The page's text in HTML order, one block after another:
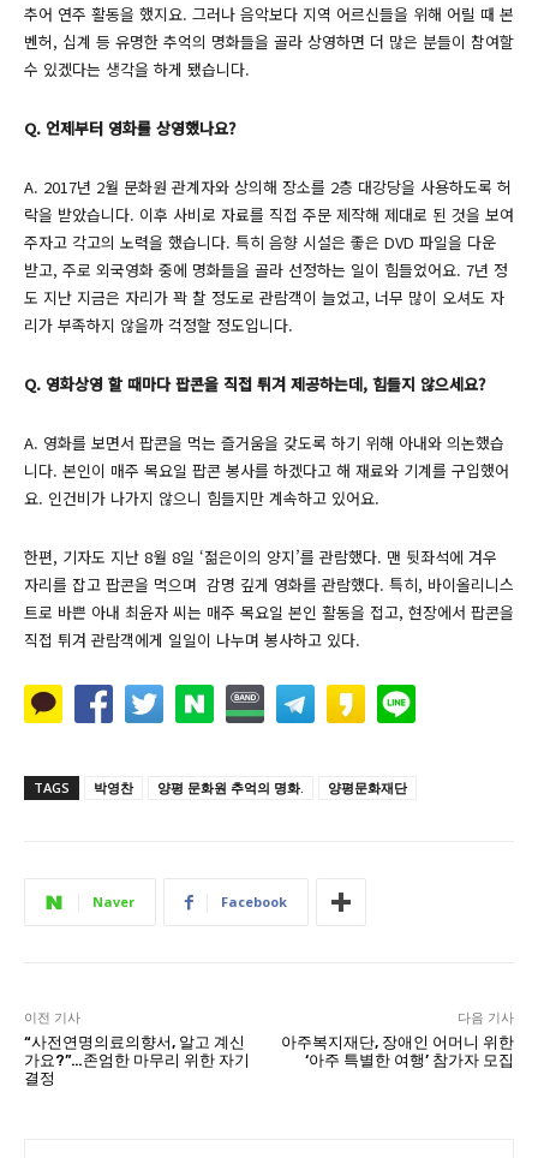
추어 연주 활동을 했지요. 그러나 음악보다 지역 어르신들을 위해 어릴 때 본
벤허, 십계 등 유명한 추억의 명화들을 골라 상영하면 더 많은 분들이 참여할
수 있겠다는 생각을 하게 됐습니다.
Q. 언제부터 영화를 상영했나요?
A. 2017년 2월 문화원 관계자와 상의해 장소를 2층 대강당을 사용하도록 허
락을 받았습니다. 이후 사비로 자료를 직접 주문 제작해 제대로 된 것을 보여
주자고 각고의 노력을 했습니다. 특히 음향 시설은 좋은 DVD 파일을 다운
받고, 주로 외국영화 중에 명화들을 골라 선정하는 일이 힘들었어요. 7년 정
도 지난 지금은 자리가 꽉 찰 정도로 관람객이 늘었고, 너무 많이 오셔도 자
리가 부족하지 않을까 걱정할 정도입니다.
Q. 영화상영 할 때마다 팝콘을 직접 튀겨 제공하는데, 힘들지 않으세요?
A. 영화를 보면서 팝콘을 먹는 즐거움을 갖도록 하기 위해 아내와 의논했습
니다. 본인이 매주 목요일 팝콘 봉사를 하겠다고 해 재료와 기계를 구입했어
요. 인건비가 나가지 않으니 힘들지만 계속하고 있어요.
한편, 기자도 지난 8월 8일 ‘젊은이의 양지’를 관람했다. 맨 뒷좌석에 겨우
자리를 잡고 팝콘을 먹으며 감명 깊게 영화를 관람했다. 특히, 바이올리니스
트로 바쁜 아내 최윤자 씨는 매주 목요일 본인 활동을 접고, 현장에서 팝콘을
직접 튀겨 관람객에게 일일이 나누며 봉사하고 있다.
TAGS 박영찬 양평 문화원 추억의 명화. 양평문화재단
Naver Facebook
이전 기사
“사전연명의료의향서, 알고 계신
가요?”…존엄한 마무리 위한 자기
결정
다음 기사
아주복지재단, 장애인 어머니 위한
‘아주 특별한 여행’ 참가자 모집